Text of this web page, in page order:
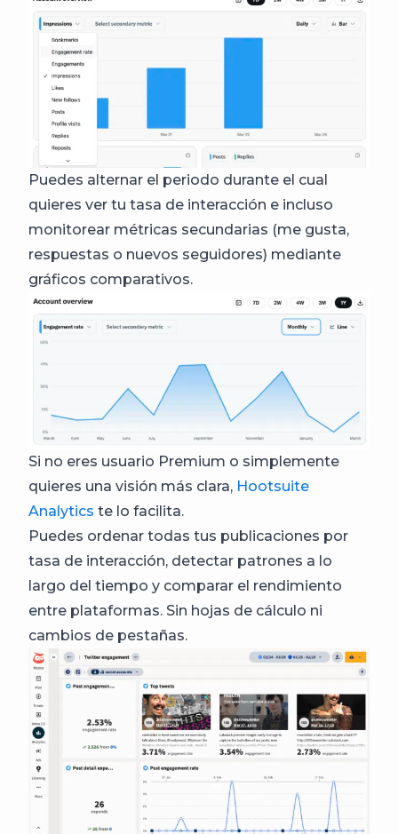
Puedes alternar el periodo durante el cual
quieres ver tu tasa de interacción e incluso
monitorear métricas secundarias (me gusta,
respuestas o nuevos seguidores) mediante
gráficos comparativos.
Si no eres usuario Premium o simplemente
quieres una visión más clara, Hootsuite
Analytics te lo facilita.
Puedes ordenar todas tus publicaciones por
tasa de interacción, detectar patrones a lo
largo del tiempo y comparar el rendimiento
entre plataformas. Sin hojas de cálculo ni
cambios de pestañas.